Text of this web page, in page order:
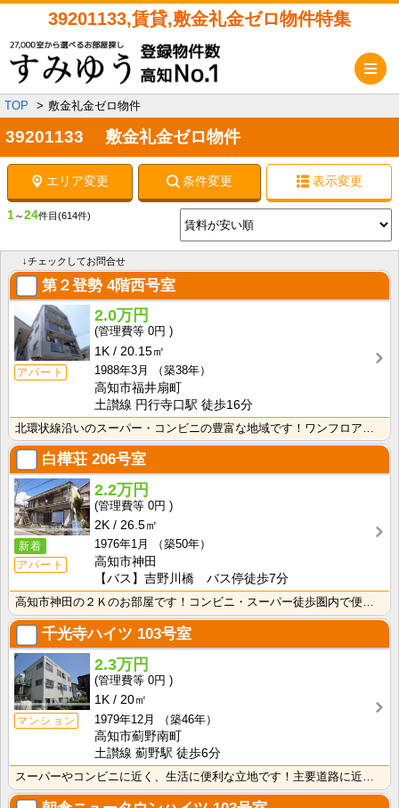
39201133,賃貸,敷金礼金ゼロ物件特集
TOP 敷金礼金ゼロ物件
39201133 敷金礼金ゼロ物件
エリア変更 条件変更 表示変更
1～24件目 (614件)
↓チェックしてお問合せ
第２登勢 4階西号室
アパート
2.0万円
0円
1K
20.15㎡
1988年3月
（築38年）
高知市福井扇町
土讃線 円行寺口駅 徒歩16分
北環状線沿いのスーパー・コンビニの豊富な地域です！ワンフロアに2世帯ずつなので窓が多く、風通しの良い･･･
白樺荘 206号室
新着
アパート
2.2万円
0円
2K
26.5㎡
1976年1月
（築50年）
高知市神田
【バス】吉野川橋 バス停徒歩7分
高知市神田の２Ｋのお部屋です！コンビニ・スーパー徒歩圏内で便利です！バス・トイレ別なので、ゆったり湯･･･
千光寺ハイツ 103号室
マンション
2.3万円
0円
1K
20㎡
1979年12月
（築46年）
高知市薊野南町
土讃線 薊野駅 徒歩6分
スーパーやコンビニに近く、生活に便利な立地です！主要道路に近いので、中心地へのアクセスも良好！